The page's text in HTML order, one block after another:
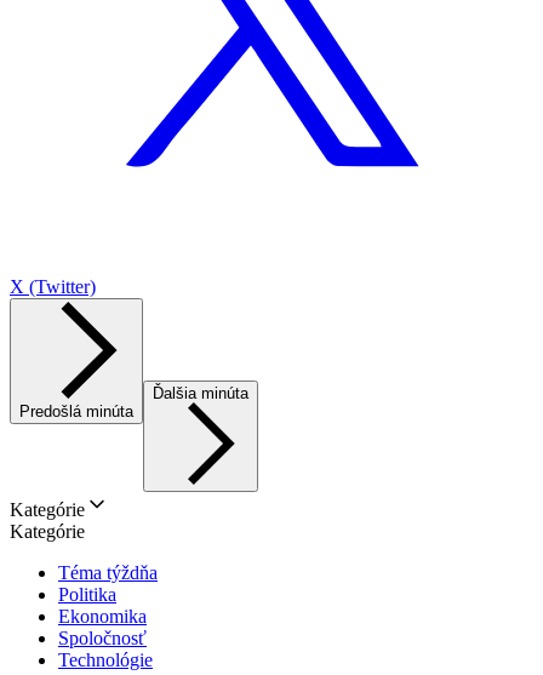
X (Twitter)
Predošlá minúta
Ďalšia minúta
Kategórie
Kategórie
Téma týždňa
Politika
Ekonomika
Spoločnosť
Technológie